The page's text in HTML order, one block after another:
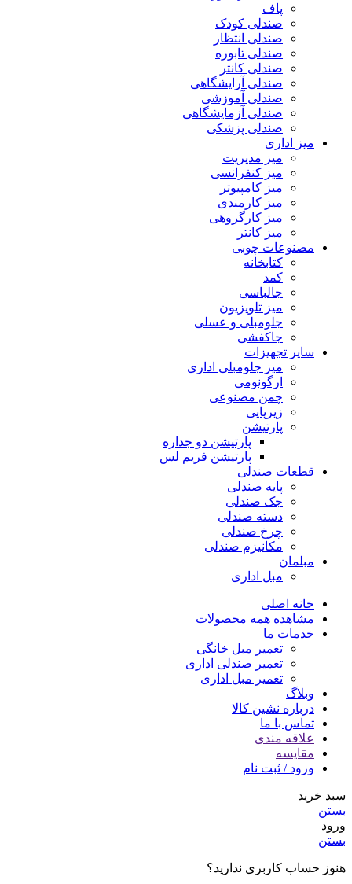
پاف
صندلی کودک
صندلی انتظار
صندلی تابوره
صندلی کانتر
صندلی آرایشگاهی
صندلی آموزشی
صندلی آزمایشگاهی
صندلی پزشکی
میز اداری
میز مدیریت
میز کنفرانسی
میز کامپیوتر
میز کارمندی
میز کارگروهی
میز کانتر
مصنوعات چوبی
کتابخانه
کمد
جالباسی
میز تلویزیون
جلومبلی و عسلی
جاکفشی
سایر تجهیزات
میز جلومبلی اداری
ارگونومی
چمن مصنوعی
زیرپایی
پارتیشن
پارتیشن دو جداره
پارتیشن فریم لس
قطعات صندلی
پایه صندلی
جک صندلی
دسته صندلی
چرخ صندلی
مکانیزم صندلی
مبلمان
مبل اداری
خانه اصلی
مشاهده همه محصولات
خدمات ما
تعمیر مبل خانگی
تعمیر صندلی اداری
تعمیر مبل اداری
وبلاگ
درباره نشین کالا
تماس با ما
علاقه مندی
مقایسه
ورود / ثبت نام
سبد خرید
بستن
ورود
بستن
هنوز حساب کاربری ندارید؟